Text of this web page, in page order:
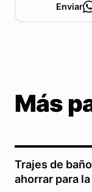
Enviar
Más
Trajes de
ahorrar para